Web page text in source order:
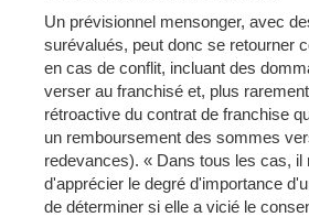
Un prévisionnel mensonger, avec
surévalués, peut donc se retourner
en cas de conflit, incluant des
verser au franchisé et, plus
rétroactive du contrat de franchise
un remboursement des sommes
redevances). « Dans tous les cas, il
d'apprécier le degré d'importance
de déterminer si elle a vicié le